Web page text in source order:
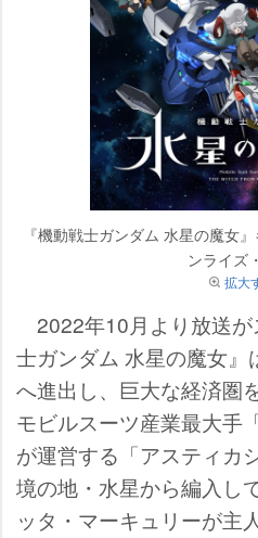
『機動戦士ガンダム 水星の魔女
ンライズ
拡大
2022年10月より放送
士ガンダム 水星の魔女』
へ進出し、巨大な経済圏
モビルスーツ産業最大手
が運営する「アスティカ
境の地・水星から編入し
ッタ・マーキュリーが主